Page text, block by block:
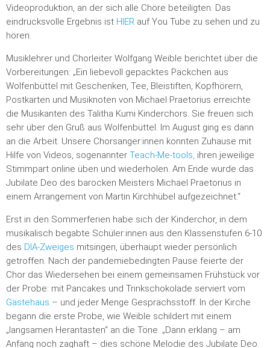
Videoproduktion, an der sich alle Chöre beteiligten. Das
eindrucksvolle Ergebnis ist HIER auf You Tube zu sehen und zu
hören.
Musiklehrer und Chorleiter Wolfgang Weible berichtet über die
Vorbereitungen: „Ein liebevoll gepacktes Päckchen aus
Wolfenbüttel mit Geschenken, Tee, Bleistiften, Kopfhörern,
Postkarten und Musiknoten von Michael Praetorius erreichte
die Musikanten des Talitha Kumi Kinderchors. Sie freuen sich
sehr über den Gruß aus Wolfenbüttel. Im August ging es dann
an die Arbeit. Unsere Chorsänger:innen konnten Zuhause mit
Hilfe von Videos, sogenannter Teach-Me-tools, ihren jeweilige
Stimmpart online üben und wiederholen. Am Ende wurde das
Jubilate Deo des barocken Meisters Michael Praetorius in
einem Arrangement von Martin Kirchhübel aufgezeichnet.“
Erst in den Sommerferien habe sich der Kinderchor, in dem
musikalisch begabte Schüler:innen aus den Klassenstufen 6-10
des DIA-Zweiges mitsingen, überhaupt wieder persönlich
getroffen. Nach der pandemiebedingten Pause feierte der
Chor das Wiedersehen bei einem gemeinsamen Frühstück vor
der Probe: mit Pancakes und Trinkschokolade serviert vom
Gästehaus – und jeder Menge Gesprächsstoff. In der Kirche
begann die erste Probe, wie Weible schildert mit einem
„langsamen Herantasten“ an die Töne. „Dann erklang – am
Anfang noch zaghaft – dies schöne Melodie des Jubilate Deo.